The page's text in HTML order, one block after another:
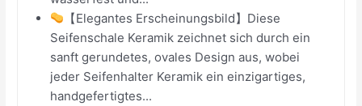
【Elegantes Erscheinungsbild】Diese
Seifenschale Keramik zeichnet sich durch ein
sanft gerundetes, ovales Design aus, wobei
jeder Seifenhalter Keramik ein einzigartiges,
handgefertigtes...